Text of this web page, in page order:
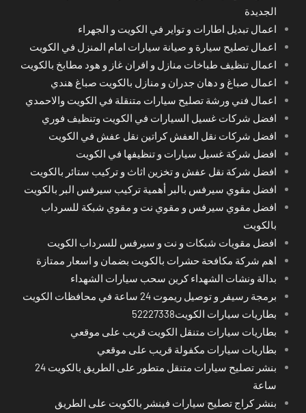
الجديدة
اعمال تبديل اطارات و تواير في الكويت و الجهراء
اعمال تصليح سيارة و صيانة سيارات امام المنزل في الكويت
اعمال تنظيف طباخات منازل و افران غاز و هود مطابخ بالكويت
اعمال صباغ و دهان جدران و منازل بالكويت صباغ هندي
اعمال فني ورشة تصليح سيارات متنقلة في الكويت والاحمدي
افضل شركات غسيل السيارات في الكويت وتنظيف فوري
افضل شركات نقل العفش كراتين نقل عفش في الكويت
افضل شركة غسيل سيارات و تنظيفها في الكويت
افضل شركة نقل عفش و تخزين اثاث و تركيب ستائر بالكويت
افضل مقوي سيرفس بالبر أهمية تركيب سيرفس البر بالكويت
افضل مقوي سيرفس و مقوي نت و مقوي شبكة للسرداب
بالكويت
افضل مقويات شبكات و نت و سيرفس للسرداب الكويت
اهم شركة مكافحة حشرات بالكويت بضمان و اسعار ممتازة
بدالة ونشات الشهداء كرين سحب سيارات الشهداء
برمجة رسيفر و توصيل ريموت 24 ساعة في محافظات الكويت
بطاريات سيارات الكويت52227338
بطاريات سيارات متنقل الكويت قريب على موقعي
بطاريات سيارات مكفولة قريب على موقعي
بنشر تصليح سيارات متنقل متطور على الطريق بالكويت 24
ساعة
بنشر كراج تصليح سيارات فينشر بالكويت على الطريق